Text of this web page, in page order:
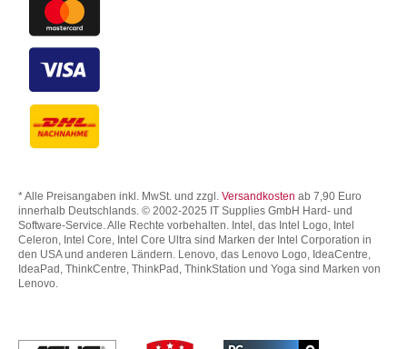
* Alle Preisangaben inkl. MwSt. und zzgl. Versandkosten ab 7,90 Euro
innerhalb Deutschlands. © 2002-2025 IT Supplies GmbH Hard- und
Software-Service. Alle Rechte vorbehalten. Intel, das Intel Logo, Intel
Celeron, Intel Core, Intel Core Ultra sind Marken der Intel Corporation in
den USA und anderen Ländern. Lenovo, das Lenovo Logo, IdeaCentre,
IdeaPad, ThinkCentre, ThinkPad, ThinkStation und Yoga sind Marken von
Lenovo.